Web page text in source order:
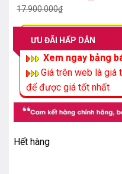
17.900.000₫
gốc
17.900.000₫.
hiện
14.800.000₫.
ƯU ĐÃI HẤP DẪN
Xem ngay bảng
Giá trên web là giá
để được giá tốt nhất
Hết hàng